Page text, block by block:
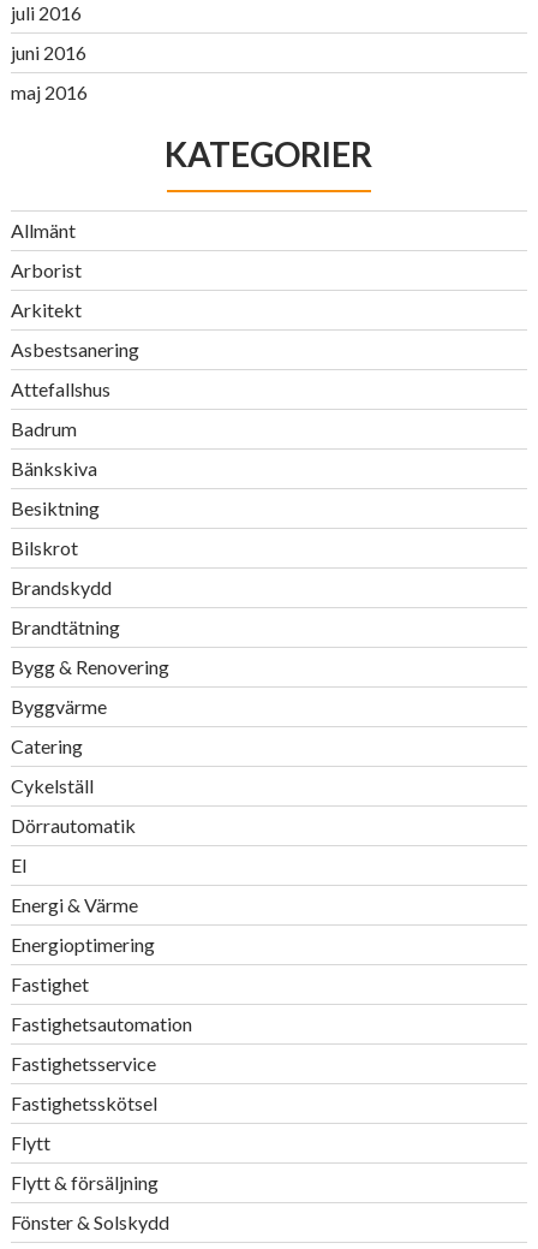
juli 2016
juni 2016
maj 2016
KATEGORIER
Allmänt
Arborist
Arkitekt
Asbestsanering
Attefallshus
Badrum
Bänkskiva
Besiktning
Bilskrot
Brandskydd
Brandtätning
Bygg & Renovering
Byggvärme
Catering
Cykelställ
Dörrautomatik
El
Energi & Värme
Energioptimering
Fastighet
Fastighetsautomation
Fastighetsservice
Fastighetsskötsel
Flytt
Flytt & försäljning
Fönster & Solskydd